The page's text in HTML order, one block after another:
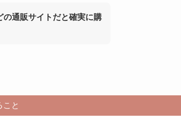
通販サイトだと確実に購
こと